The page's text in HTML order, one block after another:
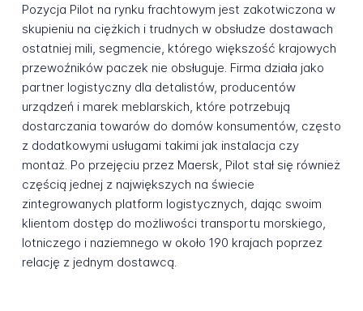
Pozycja Pilot na rynku frachtowym jest zakotwiczona w
skupieniu na ciężkich i trudnych w obsłudze dostawach
ostatniej mili, segmencie, którego większość krajowych
przewoźników paczek nie obsługuje. Firma działa jako
partner logistyczny dla detalistów, producentów
urządzeń i marek meblarskich, które potrzebują
dostarczania towarów do domów konsumentów, często
z dodatkowymi usługami takimi jak instalacja czy
montaż. Po przejęciu przez Maersk, Pilot stał się również
częścią jednej z największych na świecie
zintegrowanych platform logistycznych, dając swoim
klientom dostęp do możliwości transportu morskiego,
lotniczego i naziemnego w około 190 krajach poprzez
relację z jednym dostawcą.